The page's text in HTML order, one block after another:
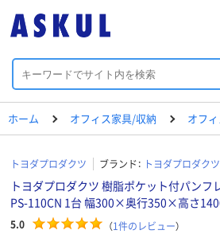
ホーム オフィス家具/収納 オフ
トヨダプロダクツ ブランド： トヨダプロダクツ
トヨダプロダクツ 樹脂ポケット付パンフ
PS-110CN 1台 幅300×奥行350×高さ
5.0 （1件のレビュー）